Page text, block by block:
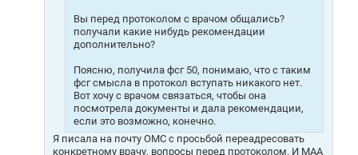
Вы перед протоколом с врачом общались?
получали какие нибудь рекомендации
дополнительно?
Поясню, получила фсг 50, понимаю, что с таким
фсг смысла в протокол вступать никакого нет.
Вот хочу с врачом связаться, чтобы она
посмотрела документы и дала рекомендации,
если это возможно, конечно.
Я писала на почту ОМС с просьбой переадресовать
конкретному врачу, вопросы перед протоколом. И МАА